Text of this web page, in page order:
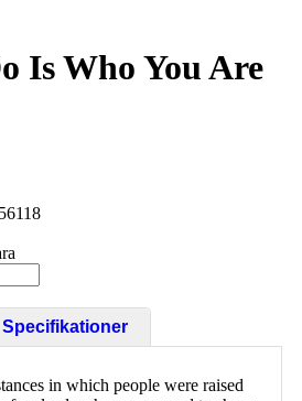
Is Who You Are
Specifikationer
in which people were raised